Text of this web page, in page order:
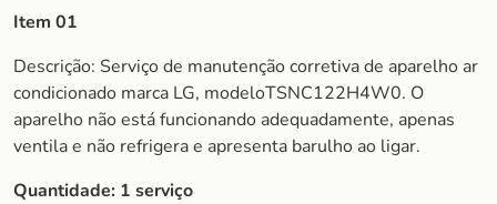
Item 01
Descrição: Serviço de manutenção corretiva de aparelho ar
condicionado marca LG, modeloTSNC122H4W0. O
aparelho não está funcionando adequadamente, apenas
ventila e não refrigera e apresenta barulho ao ligar.
Quantidade: 1 serviço